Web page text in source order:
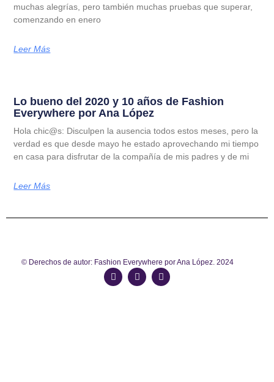
muchas alegrías, pero también muchas pruebas que superar,
comenzando en enero
Leer Más
Lo bueno del 2020 y 10 años de Fashion
Everywhere por Ana López
Hola chic@s: Disculpen la ausencia todos estos meses, pero la
verdad es que desde mayo he estado aprovechando mi tiempo
en casa para disfrutar de la compañía de mis padres y de mi
Leer Más
© Derechos de autor: Fashion Everywhere por Ana López. 2024